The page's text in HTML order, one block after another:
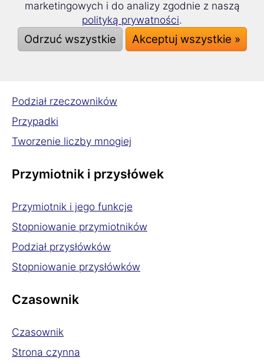
Rodzajnik określony
Rodzajnik nieokreślony
Podział rzeczowników
Przypadki
Tworzenie liczby mnogiej
Przymiotnik i przysłówek
Przymiotnik i jego funkcje
Stopniowanie przymiotników
Podział przysłówków
Stopniowanie przysłówków
Czasownik
Czasownik
Strona czynna
marketingowych i do analizy zgodnie z naszą
polityką prywatności.
Odrzuć wszystkie Akceptuj wszystkie »